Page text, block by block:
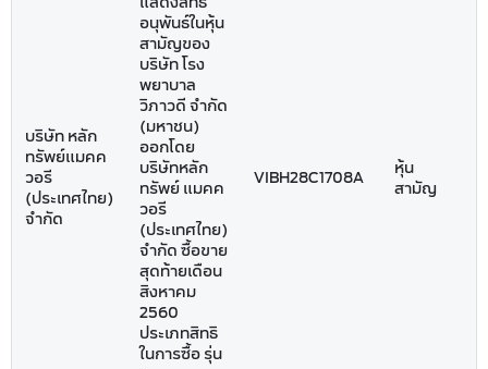
บริษัท หลัก
ทรัพย์แมคค
วอรี
(ประเทศไทย)
จำกัด
อนุพันธ์ในหุ้น
สามัญของ
บริษัท โรง
พยาบาล
วิภาวดี จำกัด
(มหาชน)
ออกโดย
บริษัทหลัก
ทรัพย์ แมคค
วอรี
(ประเทศไทย)
จำกัด ซื้อขาย
สุดท้ายเดือน
สิงหาคม
2560
ประเภทสิทธิ
ในการซื้อ รุ่น
VIBH28C1708A
หุ้น
สามัญ